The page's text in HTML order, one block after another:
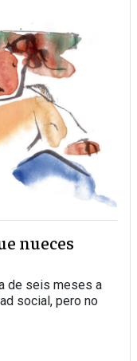
nueces
de seis meses a
social, pero no